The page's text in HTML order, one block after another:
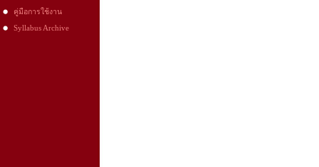
คู่มือการใช้งาน
Syllabus Archive